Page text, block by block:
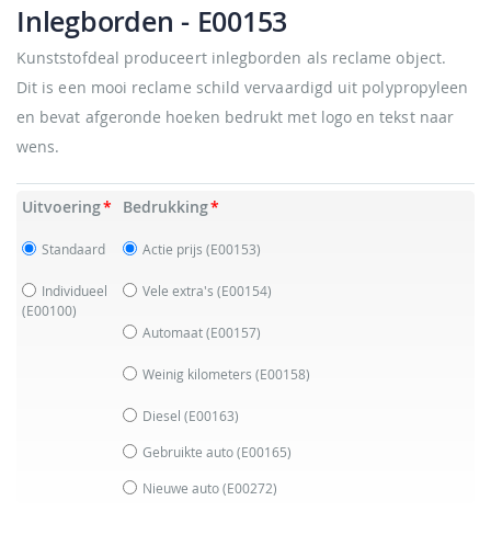
naar
het
begin
de
afbeeldingen-
Inlegborden - E00153
Kunststofdeal produceert inlegborden als reclame object.
Dit is een mooi reclame schild vervaardigd uit polypropyleen
en bevat afgeronde hoeken bedrukt met logo en tekst naar
wens.
Uitvoering
Standaard
Individueel
(E00100)
Bedrukking
Actie prijs (E00153)
Vele extra's (E00154)
Automaat(E00157)
Weinig kilometers (E00158)
Diesel (E00163)
Gebruikte auto(E00165)
Nieuwe auto(E00272)